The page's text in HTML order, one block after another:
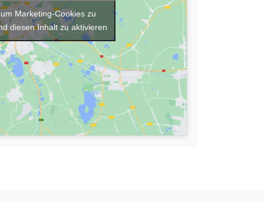
Marketing-Cookies zu
diesen Inhalt zu aktivieren